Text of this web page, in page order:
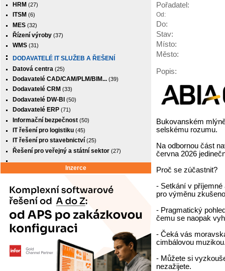
HRM (27)
ITSM (6)
MES (32)
Řízení výroby (37)
WMS (31)
DODAVATELÉ IT SLUŽEB A ŘEŠENÍ
Datová centra (25)
Dodavatelé CAD/CAM/PLM/BIM... (39)
Dodavatelé CRM (33)
Dodavatelé DW-BI (50)
Dodavatelé ERP (71)
Informační bezpečnost (50)
IT řešení pro logistiku (45)
IT řešení pro stavebnictví (25)
Řešení pro veřejný a státní sektor (27)
Inzerce
Pořadatel:
Od:
Do:
Stav:
Místo:
Město:
Popis:
Bukovanském
selskému rozumu.
Na odbornou část
června 2026
Proč se zúčastnit?
- Setkání v příjemné
pro výměnu
- Pragmatický
čemu se naopak
- Čeká vás
cimbálovou
- Můžete si
nezažijete.